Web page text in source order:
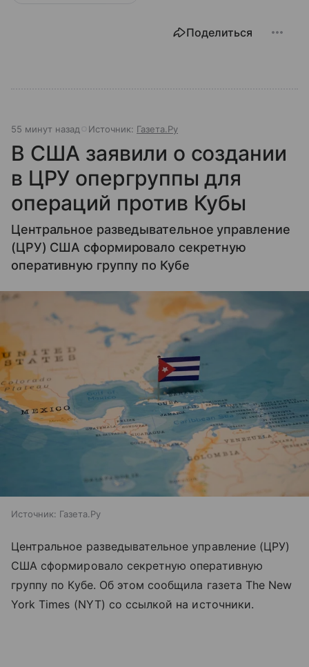
Поделиться
55 минут назад Источник: Газета.Ру
В США заявили о создании
в ЦРУ опергруппы для
операций против Кубы
Центральное разведывательное управление
(ЦРУ) США сформировало секретную
оперативную группу по Кубе
Источник: Газета.Ру
Центральное разведывательное управление (ЦРУ)
США сформировало секретную оперативную
группу по Кубе. Об этом сообщила газета The New
York Times (NYT) со ссылкой на источники.